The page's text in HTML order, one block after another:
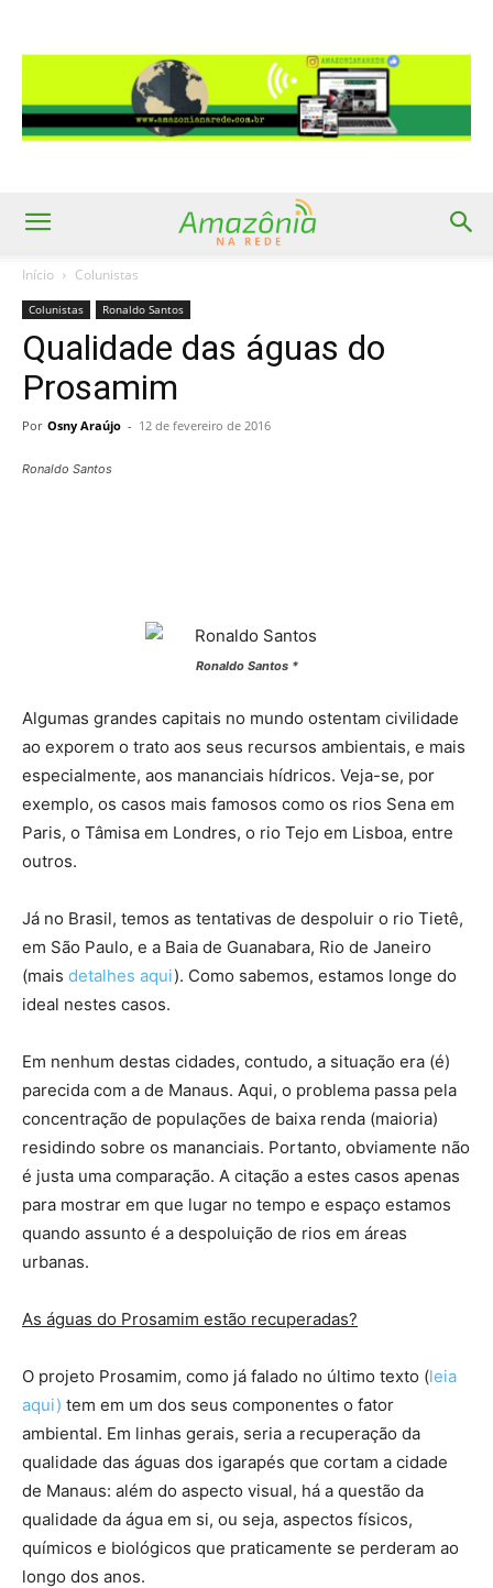
Início Colunistas
Colunistas Ronaldo Santos
Qualidade das águas do
Prosamim
Por Osny Araújo - 12 de fevereiro de 2016
Ronaldo Santos
Ronaldo Santos *
Algumas grandes capitais no mundo ostentam civilidade
ao exporem o trato aos seus recursos ambientais, e mais
especialmente, aos mananciais hídricos. Veja-se, por
exemplo, os casos mais famosos como os rios Sena em
Paris, o Tâmisa em Londres, o rio Tejo em Lisboa, entre
outros.
Já no Brasil, temos as tentativas de despoluir o rio Tietê,
em São Paulo, e a Baia de Guanabara, Rio de Janeiro
(mais detalhes aqui). Como sabemos, estamos longe do
ideal nestes casos.
Em nenhum destas cidades, contudo, a situação era (é)
parecida com a de Manaus. Aqui, o problema passa pela
concentração de populações de baixa renda (maioria)
residindo sobre os mananciais. Portanto, obviamente não
é justa uma comparação. A citação a estes casos apenas
para mostrar em que lugar no tempo e espaço estamos
quando assunto é a despoluição de rios em áreas
urbanas.
As águas do Prosamim estão recuperadas?
O projeto Prosamim, como já falado no último texto (leia
aqui) tem em um dos seus componentes o fator
ambiental. Em linhas gerais, seria a recuperação da
qualidade das águas dos igarapés que cortam a cidade
de Manaus: além do aspecto visual, há a questão da
qualidade da água em si, ou seja, aspectos físicos,
químicos e biológicos que praticamente se perderam ao
longo dos anos.